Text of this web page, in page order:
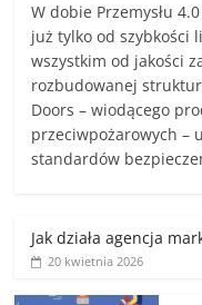
W dobie Przemysłu
już tylko od szybkości
wszystkim od jakości
rozbudowanej
Doors – wiodącego
przeciwpożarowych –
standardów
Jak działa agencja
20 kwietnia 2026